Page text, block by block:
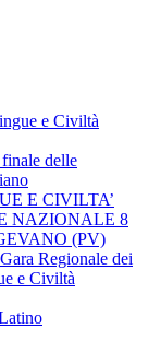
e Civiltà
delle
E CIVILTA’
NAZIONALE 8
(PV)
Regionale dei
e Civiltà